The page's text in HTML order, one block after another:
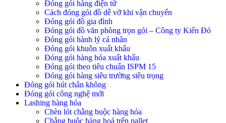
Đóng gói hàng điện tử
Cách đóng gói đồ dễ vỡ khi vận chuyển
Đóng gói đồ gia đình
Đóng gói đồ văn phòng trọn gói – Công ty Kiến Đỏ
Đóng gói hành lý cá nhân
Đóng gói khuôn xuất khẩu
Đóng gói hàng hóa xuất khẩu
Đóng gói theo tiêu chuẩn ISPM 15
Đóng gói hàng siêu trường siêu trọng
Đóng gói hút chân không
Đóng gói công nghệ mới
Lashing hàng hóa
Chèn lót chằng buộc hàng hóa
Chằng buộc hàng hoá trên pallet